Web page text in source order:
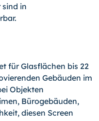
sind in
für Glasflächen bis 22
Gebäuden im
Objekten
Bürogebäuden,
diesen Screen